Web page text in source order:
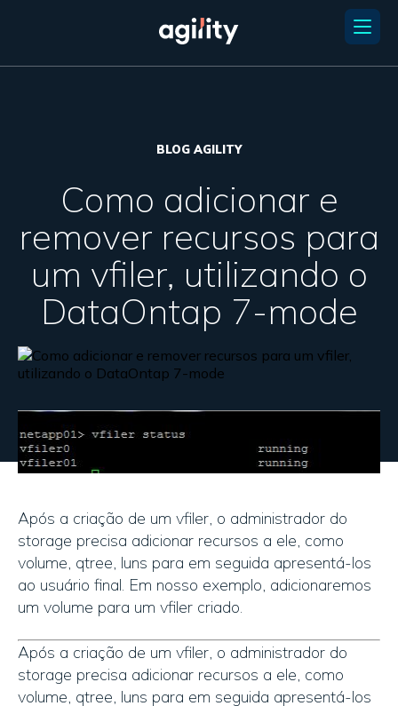
BLOG AGILITY
Como adicionar e
remover recursos para
um vfiler, utilizando o
DataOntap 7-mode
Após a criação de um vfiler, o administrador do
storage precisa adicionar recursos a ele, como
volume, qtree, luns para em seguida apresentá-los
ao usuário final. Em nosso exemplo, adicionaremos
um volume para um vfiler criado.
Após a criação de um vfiler, o administrador do
storage precisa adicionar recursos a ele, como
volume, qtree, luns para em seguida apresentá-los